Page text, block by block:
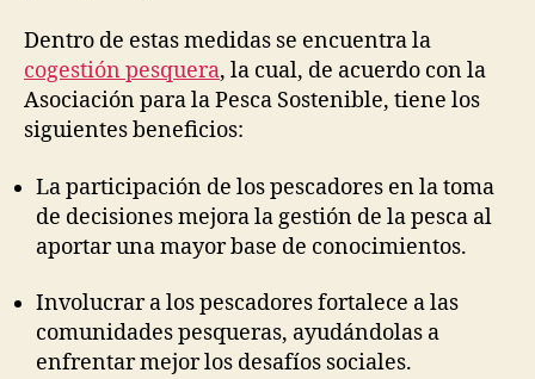
Dentro de estas medidas se encuentra la
cogestión pesquera, la cual, de acuerdo con la
Asociación para la Pesca Sostenible, tiene los
siguientes beneficios:
La participación de los pescadores en la toma
de decisiones mejora la gestión de la pesca al
aportar una mayor base de conocimientos.
Involucrar a los pescadores fortalece a las
comunidades pesqueras, ayudándolas a
enfrentar mejor los desafíos sociales.